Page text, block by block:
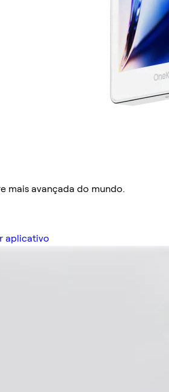
mais avançada do mundo.
aplicativo